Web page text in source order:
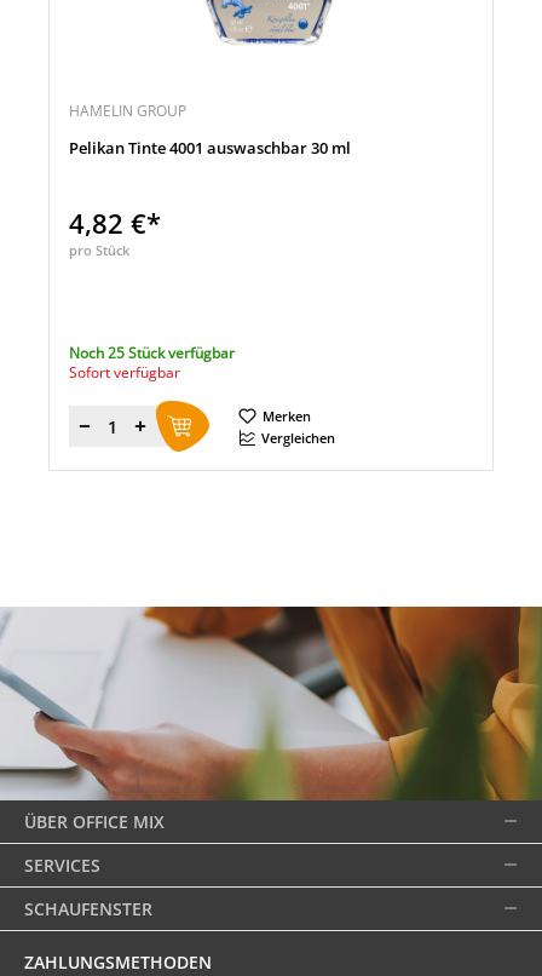
HAMELIN GROUP
Pelikan Tinte 4001 auswaschbar 30 ml
4,82 €*
pro Stück
Noch 25 Stück verfügbar
Sofort verfügbar
Menge
Merken
Vergleichen
ÜBER OFFICE MIX
SERVICES
SCHAUFENSTER
ZAHLUNGSMETHODEN